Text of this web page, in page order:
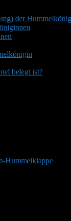
der
belegt ist?
Hummelklappe